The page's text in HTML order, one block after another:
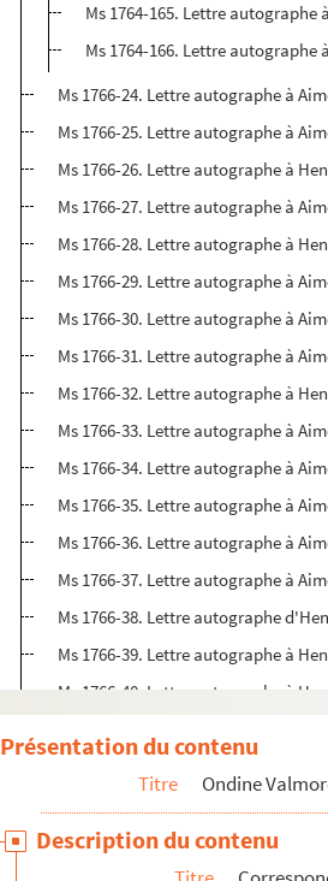
Ms 1764-165. Lettre autographe
Ms 1764-166. Lettre
Ms 1766-24. Lettre autographe à
Ms 1766-25. Lettre autographe à
Ms 1766-26. Lettre autographe à
Ms 1766-27. Lettre autographe à
Ms 1766-28. Lettre autographe à
Ms 1766-29. Lettre autographe à
Ms 1766-30. Lettre autographe à
Ms 1766-31. Lettre autographe à
Ms 1766-32. Lettre autographe à
Ms 1766-33. Lettre autographe à
Ms 1766-34. Lettre autographe à
Ms 1766-35. Lettre autographe à
Ms 1766-36. Lettre autographe à
Ms 1766-37. Lettre autographe à
Ms 1766-38. Lettre autographe
Ms 1766-39. Lettre autographe à
Ms 1766-40. Lettre autographe à
Ms 1766-44. Lettre autographe à
Présentation du contenu
Titre Ondine
Description du contenu